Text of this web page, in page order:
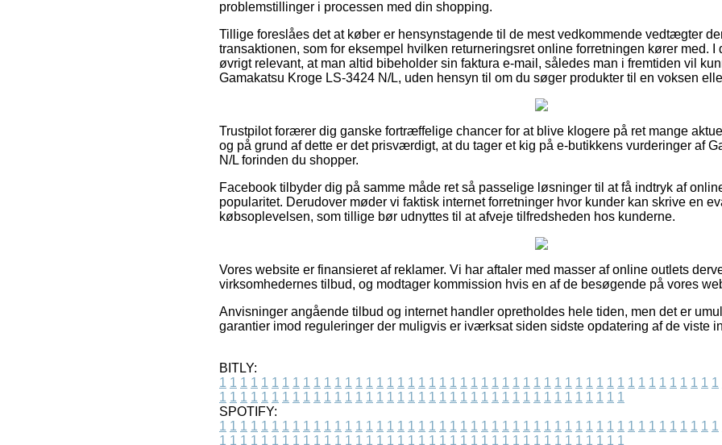
problemstillinger i processen med din shopping.
Tillige foreslåes det at køber er hensynstagende til de mest vedkommende vedtægter
transaktionen, som for eksempel hvilken returneringsret online forretningen kører med. I
øvrigt relevant, at man altid bibeholder sin faktura e-mail, således man i fremtiden vil
Gamakatsu Kroge LS-3424 N/L, uden hensyn til om du søger produkter til en voksen
Trustpilot forærer dig ganske fortræffelige chancer for at blive klogere på ret mange
og på grund af dette er det prisværdigt, at du tager et kig på e-butikkens vurderinger af
N/L forinden du shopper.
Facebook tilbyder dig på samme måde ret så passelige løsninger til at få indtryk af
popularitet. Derudover møder vi faktisk internet forretninger hvor kunder kan skrive en
købsoplevelsen, som tillige bør udnyttes til at afveje tilfredsheden hos kunderne.
Vores website er finansieret af reklamer. Vi har aftaler med masser af online outlets
virksomhedernes tilbud, og modtager kommission hvis en af de besøgende på vores
Anvisninger angående tilbud og internet handler opretholdes hele tiden, men det er
garantier imod reguleringer der muligvis er iværksat siden sidste opdatering af de viste
BITLY:
1 1 1 1 1 1 1 1 1 1 1 1 1 1 1 1 1 1 1 1 1 1 1 1 1 1 1 1 1 1 1 1 1 1 1 1 1 1 1 1 1 1 1 1 1 1 1 1
1 1 1 1 1 1 1 1 1 1 1 1 1 1 1 1 1 1 1 1 1 1 1 1 1 1 1 1 1 1 1 1 1 1 1 1 1 1 1
SPOTIFY:
1 1 1 1 1 1 1 1 1 1 1 1 1 1 1 1 1 1 1 1 1 1 1 1 1 1 1 1 1 1 1 1 1 1 1 1 1 1 1 1 1 1 1 1 1 1 1 1
1 1 1 1 1 1 1 1 1 1 1 1 1 1 1 1 1 1 1 1 1 1 1 1 1 1 1 1 1 1 1 1 1 1 1 1 1 1 1